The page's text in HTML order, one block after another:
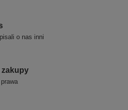
o nas inni
zakupy